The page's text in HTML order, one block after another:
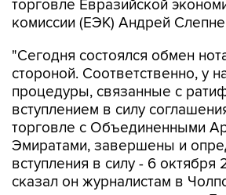
"Сегодня состоялся обмен
процедуры, связанные с
вступлением в силу
торговле с Объединенными
Эмиратами, завершены и
вступления в силу - 6 октября
сказал он журналистам в
августа проходит заседание
межправсовета.